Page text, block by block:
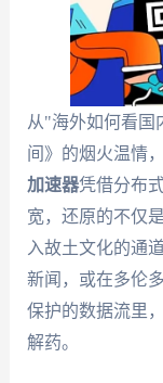
从"海外如何看国
间》的烟火温情
加速器凭借分布
宽，还原的不仅
入故土文化的通
新闻，或在多伦
保护的数据流里
解药。